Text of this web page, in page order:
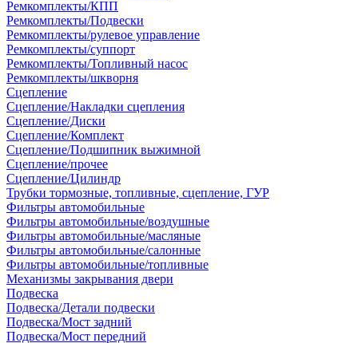
Ремкомплекты/КПП
Ремкомплекты/Подвески
Ремкомплекты/рулевое управление
Ремкомплекты/суппорт
Ремкомплекты/Топливный насос
Ремкомплекты/шкворня
Сцепление
Сцепление/Накладки сцепления
Сцепление/Диски
Сцепление/Комплект
Сцепление/Подшипник выжимной
Сцепление/прочее
Сцепление/Цилиндр
Трубки тормозные, топливные, сцепление, ГУР
Фильтры автомобильные
Фильтры автомобильные/воздушные
Фильтры автомобильные/масляные
Фильтры автомобильные/салонные
Фильтры автомобильные/топливные
Механизмы закрывания двери
Подвеска
Подвеска/Детали подвески
Подвеска/Мост задний
Подвеска/Мост передний